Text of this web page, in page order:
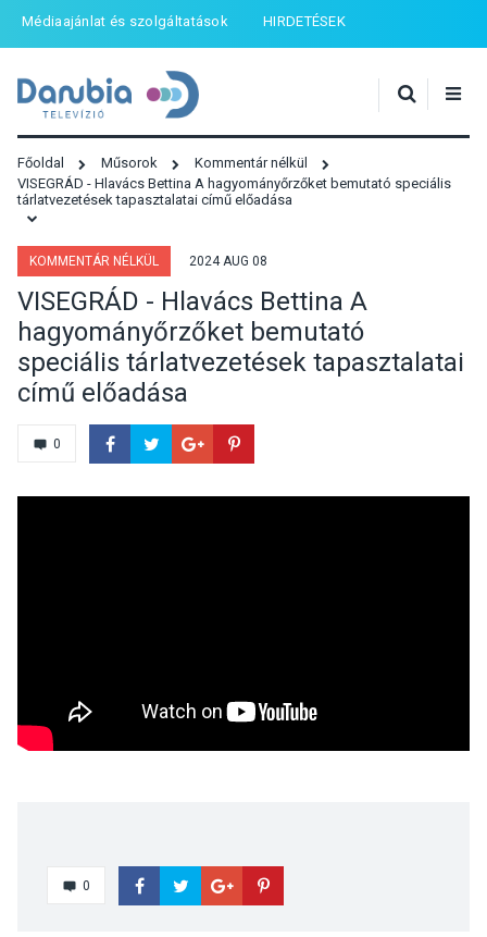
Médiaajánlat és szolgáltatások HIRDETÉSEK
Főoldal Műsorok
Kommentár nélkül
VISEGRÁD - Hlavács Bettina A hagyományőrzőket bemutató speciális
tárlatvezetések tapasztalatai című előadása
KOMMENTÁR NÉLKÜL 2024 AUG 08
VISEGRÁD - Hlavács Bettina A
hagyományőrzőket bemutató
speciális tárlatvezetések tapasztalatai
című előadása
0
0